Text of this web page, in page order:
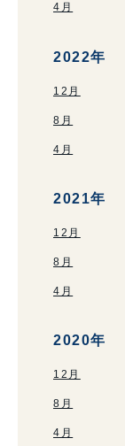
4月
2022年
12月
8月
4月
2021年
12月
8月
4月
2020年
12月
8月
4月